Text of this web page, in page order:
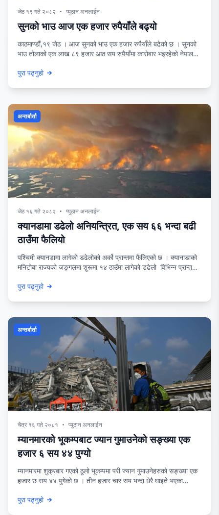
जेठ १९ गते २०८२ • प्युठान अनलाईन
सुनको भाउ आज एक हजार रुपैयाँले बढ्यो
काठमाण्डौं,१९ जेठ । आज सुनको भाउ एक हजार रुपैयाँले बढेको छ । सुनको
भाउ तोलाको एक लाख ८९ हजार आठ सय रुपैयाँमा कारोबार भइरहेको नेपाल
लाख ८८ हजार आठ सय रुपैयाँमा कायम भएको थियो । त्यस्तै, आज चाँदीको
पुरा पढ्नुहो
अन्तर्बार्ता
जेठ १६ गते २०८२ • प्युठान अनलाईन
क्यानडामा डढेलो अनियन्त्रित, एक सय ६६ भन्दा बढी
ठाउँमा फैलियो
पश्चिमी क्यानडामा लागेको डढेलोको अर्को प्रान्तमा फैलिएको छ । क्यानाडाको
मनिटोबा राज्यको जङ्गलमा शुरूमा १४ ठाउँमा लागेको डढेलो विभिन्न प्रान्तमा
गरेको छ । डढेकोका कारण हजारौं मानिसहरु विस्थापित भएका छन् ।
पुरा पढ्नुहो
अन्तर्बार्ता
चैत्र १६ गते २०८१ • प्युठान अनलाईन
म्यानमारको भूकम्पबाट ज्यान गुमाउनेको सङ्ख्या एक
हजार ६ सय ४४ पुग्यो
म्यानमारमा शुक्रबार गएको ठूलो भूकम्पमा परी ज्यान गुमाउनेहरुको सङ्ख्या एक
हजार छ सय ४४ पुगेको छ । तीन हजार चार सय भन्दा धेरै घाइते भएका
। ७ दशमलव ७ म्याग्निच्युडको भूकम्प र त्यसको केही मिनेटपछिको ६ दशमलव
पुरा पढ्नुहो